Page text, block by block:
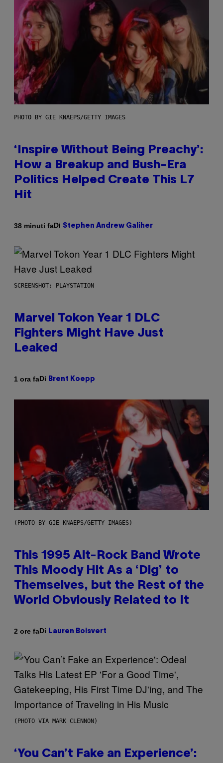
PHOTO BY GIE KNAEPS/GETTY IMAGES
‘Inspire Without Being Preachy’:
How a Breakup and Bush-Era
Politics Helped Create This L7
Hit
38 minuti faDi Stephen Andrew Galiher
SCREENSHOT: PLAYSTATION
Marvel Tokon Year 1 DLC
Fighters Might Have Just
Leaked
1 ora faDi Brent Koepp
(PHOTO BY GIE KNAEPS/GETTY IMAGES)
This 1995 Alt-Rock Band Wrote
This Moody Hit As a ‘Dig’ to
Themselves, but the Rest of the
World Obviously Related to It
2 ore faDi Lauren Boisvert
(PHOTO VIA MARK CLENNON)
‘You Can’t Fake an Experience’: